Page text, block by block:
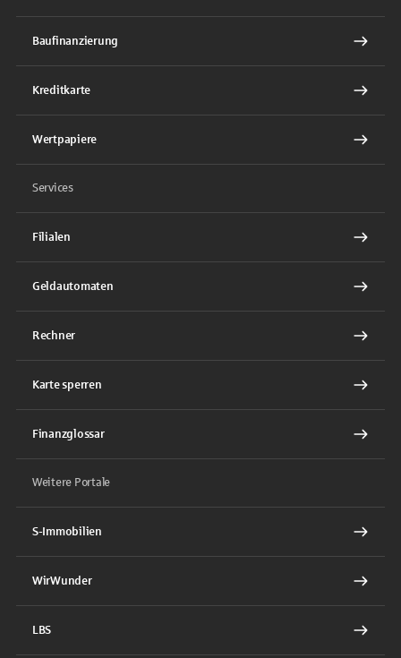
Baufinanzierung
Kreditkarte
Wertpapiere
Services
Filialen
Geldautomaten
Rechner
Karte sperren
Finanzglossar
Weitere Portale
S-Immobilien
WirWunder
LBS